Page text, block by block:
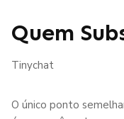
Quem
Tinychat
O único ponto